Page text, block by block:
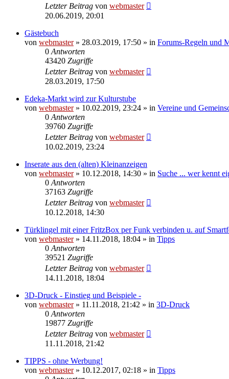
Letzter Beitrag von webmaster
20.06.2019, 20:01
Gästebuch
von webmaster» 28.03.2019, 17:50 » in Forums-Regeln und
0 Antworten
43420 Zugriffe
Letzter Beitrag von webmaster
28.03.2019, 17:50
Edeka-Markt wird zur Kulturstube
von webmaster» 10.02.2019, 23:24 » in Vereine und
0 Antworten
39760 Zugriffe
Letzter Beitrag von webmaster
10.02.2019, 23:24
Inserate aus den (alten) Kleinanzeigen
von webmaster» 10.12.2018, 14:30 » in Suche ... wer kennt
0 Antworten
37163 Zugriffe
Letzter Beitrag von webmaster
10.12.2018, 14:30
Türklingel mit einer FritzBox per Funk verbinden u. auf
von webmaster» 14.11.2018, 18:04 » in Tipps
0 Antworten
39521 Zugriffe
Letzter Beitrag von webmaster
14.11.2018, 18:04
3D-Druck - Einstieg und Beispiele -
von webmaster» 11.11.2018, 21:42 » in 3D-Druck
0 Antworten
19877 Zugriffe
Letzter Beitrag von webmaster
11.11.2018, 21:42
TIPPS - ohne Werbung!
von webmaster» 10.12.2017, 02:18 » in Tipps